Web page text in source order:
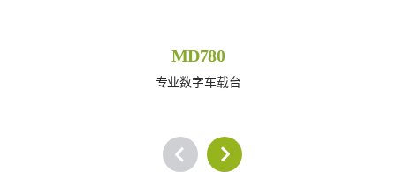
MD780
专业数字车载台